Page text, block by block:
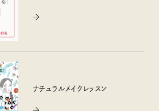
ナチュラルメイクレッスン